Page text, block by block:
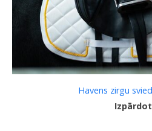
Havens zirgu